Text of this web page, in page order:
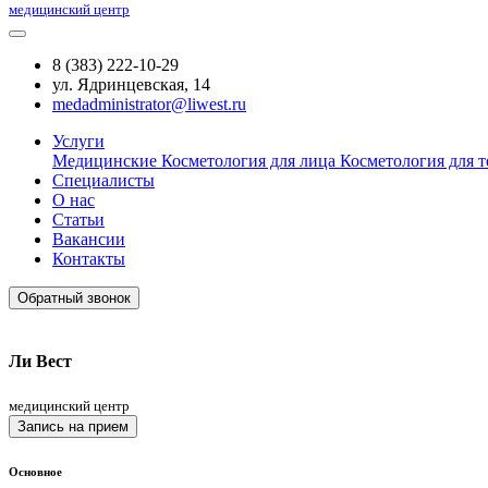
медицинский центр
8 (383) 222-10-29
ул. Ядринцевская, 14
medadministrator@liwest.ru
Услуги
Медицинские Косметология для лица Косметология для
Специалисты
О нас
Статьи
Вакансии
Контакты
Обратный звонок
Ли Вест
медицинский центр
Запись на прием
Основное